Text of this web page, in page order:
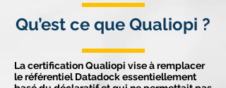
Qu’est ce que Qualiopi ?
La certification Qualiopi vise à remplacer
le référentiel Datadock essentiellement